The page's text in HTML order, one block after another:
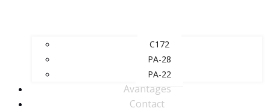
C172
PA-28
PA-22
Avantages
Contact